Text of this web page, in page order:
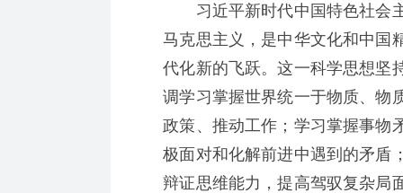
习近平新时代中国特色社会主
马克思主义，是中华文化和中国
代化新的飞跃。这一科学思想坚
调学习掌握世界统一于物质、物
政策、推动工作；学习掌握事物
极面对和化解前进中遇到的矛盾
辩证思维能力，提高驾驭复杂局